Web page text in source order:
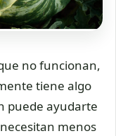
no funcionan,
tiene algo
puede ayudarte
menos